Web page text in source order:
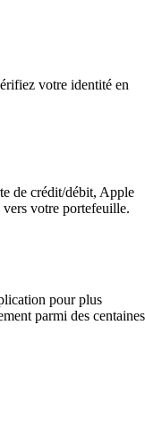
votre identité en
de crédit/débit, Apple
votre portefeuille.
pour plus
parmi des centaines